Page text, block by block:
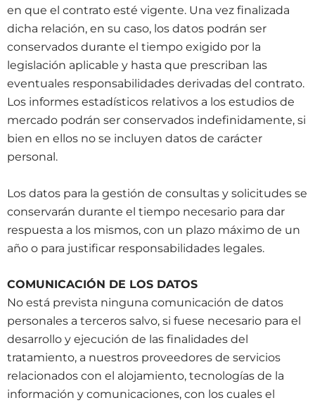
en que el contrato esté vigente. Una vez finalizada
dicha relación, en su caso, los datos podrán ser
conservados durante el tiempo exigido por la
legislación aplicable y hasta que prescriban las
eventuales responsabilidades derivadas del contrato.
Los informes estadísticos relativos a los estudios de
mercado podrán ser conservados indefinidamente, si
bien en ellos no se incluyen datos de carácter
personal.
Los datos para la gestión de consultas y solicitudes se
conservarán durante el tiempo necesario para dar
respuesta a los mismos, con un plazo máximo de un
año o para justificar responsabilidades legales.
COMUNICACIÓN DE LOS DATOS
No está prevista ninguna comunicación de datos
personales a terceros salvo, si fuese necesario para el
desarrollo y ejecución de las finalidades del
tratamiento, a nuestros proveedores de servicios
relacionados con el alojamiento, tecnologías de la
información y comunicaciones, con los cuales el